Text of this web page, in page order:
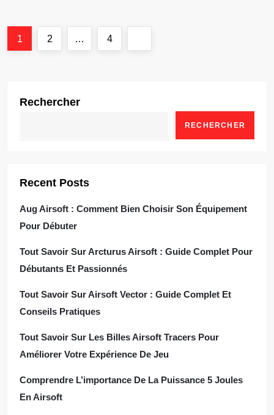
P
Page
1 Page
2 … Page
4
Rechercher
RECHERCHER
Recent Posts
Aug Airsoft : Comment Bien Choisir Son Équipement
Pour Débuter
Tout Savoir Sur Arcturus Airsoft : Guide Complet Pour
Débutants Et Passionnés
Tout Savoir Sur Airsoft Vector : Guide Complet Et
Conseils Pratiques
Tout Savoir Sur Les Billes Airsoft Tracers Pour
Améliorer Votre Expérience De Jeu
Comprendre L’importance De La Puissance 5 Joules
En Airsoft